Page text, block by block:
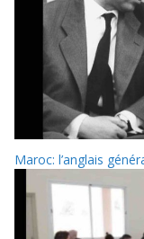
Maroc: l’anglais